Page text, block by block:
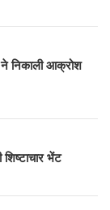
ने निकाली आक्रोश
भेंट